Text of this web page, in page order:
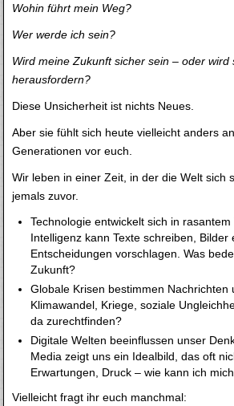
Wohin führt mein Weg?
Wer werde ich sein?
Wird meine Zukunft sicher sein – oder wird
herausfordern?
Diese Unsicherheit ist nichts Neues.
Aber sie fühlt sich heute vielleicht anders
Generationen vor euch.
Wir leben in einer Zeit, in der die Welt sich
jemals zuvor.
Technologie entwickelt sich in
Intelligenz kann Texte schreiben, Bilder
Entscheidungen vorschlagen. Was
Zukunft?
Globale Krisen bestimmen Nachrichten
Klimawandel, Kriege, soziale
da zurechtfinden?
Digitale Welten beeinflussen unser
Media zeigt uns ein Idealbild, das oft
Erwartungen, Druck – wie kann ich
Vielleicht fragt ihr euch manchmal: